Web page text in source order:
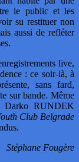
le public et les
su restituer non
aussi de refléter
live,
: ce soir-là, à
sans fard,
sur bande. Même
Darko RUNDEK
Club Belgrade
Stéphane Fougère